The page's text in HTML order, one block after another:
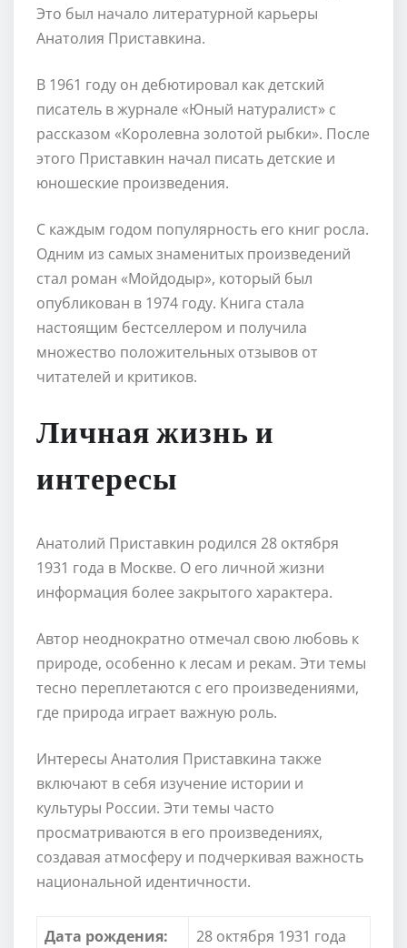
Это был начало литературной карьеры
Анатолия Приставкина.
В 1961 году он дебютировал как детский
писатель в журнале «Юный натуралист» с
рассказом «Королевна золотой рыбки». После
этого Приставкин начал писать детские и
юношеские произведения.
С каждым годом популярность его книг росла.
Одним из самых знаменитых произведений
стал роман «Мойдодыр», который был
опубликован в 1974 году. Книга стала
настоящим бестселлером и получила
множество положительных отзывов от
читателей и критиков.
Личная жизнь и
интересы
Анатолий Приставкин родился 28 октября
1931 года в Москве. О его личной жизни
информация более закрытого характера.
Автор неоднократно отмечал свою любовь к
природе, особенно к лесам и рекам. Эти темы
тесно переплетаются с его произведениями,
где природа играет важную роль.
Интересы Анатолия Приставкина также
включают в себя изучение истории и
культуры России. Эти темы часто
просматриваются в его произведениях,
создавая атмосферу и подчеркивая важность
национальной идентичности.
Дата рождения: 28 октября 1931 года